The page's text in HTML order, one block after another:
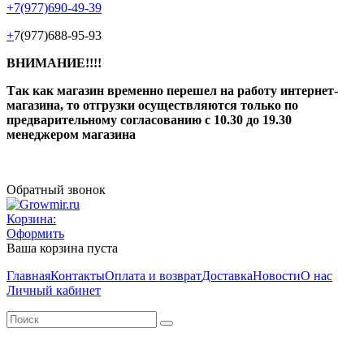
+7(977)690-49-39
+7(977)688-95-93
ВНИМАНИЕ!!!!
Так как магазин временно перешел на работу интернет-
магазина, то отгрузки осуществляются только по
предварительному согласованию с 10.30 до 19.30
менеджером магазина
Обратный звонок
Корзина:
Оформить
Ваша корзина пуста
ГлавнаяКонтактыОплата и возвратДоставкаНовостиО нас
Личный кабинет